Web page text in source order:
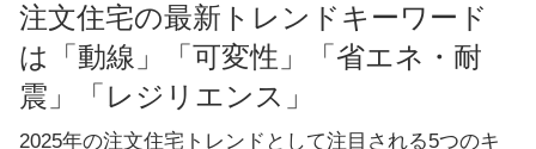
注文住宅の最新トレンドキーワード
は「動線」「可変性」「省エネ・耐
震」「レジリエンス」
2025年の注文住宅トレンドとして注目される5つのキ